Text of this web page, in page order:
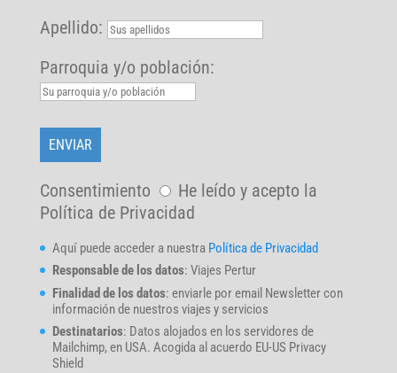
Apellido:
Parroquia y/o población:
Consentimiento
He leído y acepto la
Política de Privacidad
Aquí puede acceder a nuestra Política de Privacidad
Responsable de los datos: Viajes Pertur
Finalidad de los datos: enviarle por email Newsletter con
información de nuestros viajes y servicios
Destinatarios: Datos alojados en los servidores de
Mailchimp, en USA. Acogida al acuerdo EU-US Privacy
Shield